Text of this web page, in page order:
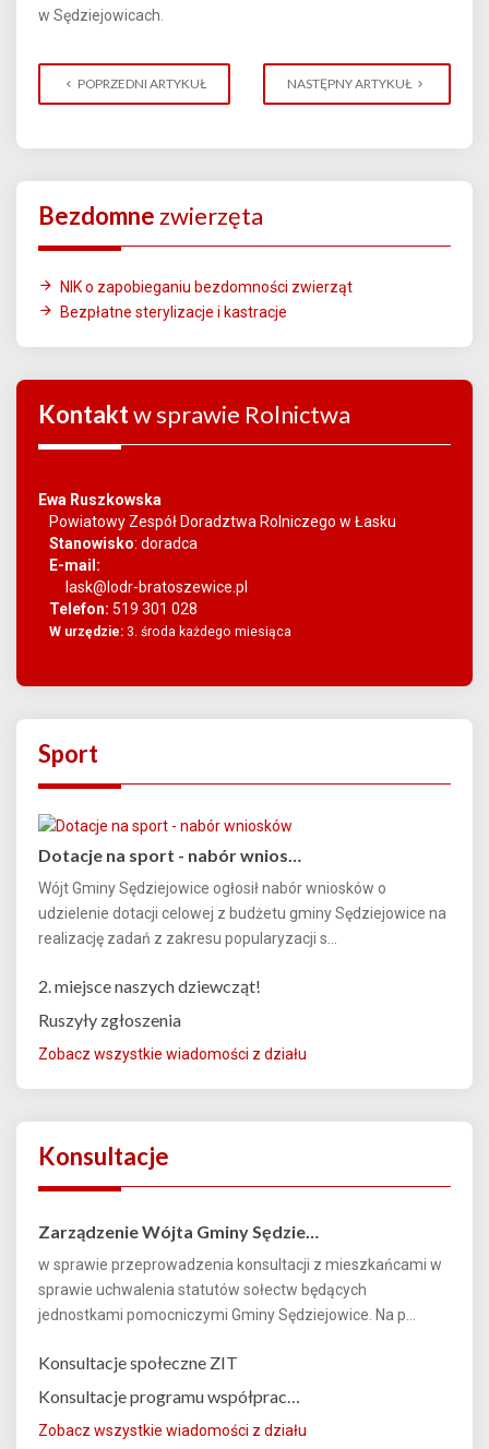
w Sędziejowicach.
POPRZEDNI ARTYKUŁ NASTĘPNY ARTYKUŁ
Bezdomnezwierzęta
NIK o zapobieganiu bezdomności zwierząt
Bezpłatne sterylizacje i kastracje
Kontaktw sprawie Rolnictwa
Ewa Ruszkowska
Powiatowy Zespół Doradztwa Rolniczego w Łasku
Stanowisko: doradca
E-mail:
lask@lodr-bratoszewice.pl
Telefon: 519 301 028
W urzędzie: 3. środa każdego miesiąca
Sport
Dotacje na sport - nabór wnios…
Wójt Gminy Sędziejowice ogłosił nabór wniosków o
udzielenie dotacji celowej z budżetu gminy Sędziejowice na
realizację zadań z zakresu popularyzacji s...
2. miejsce naszych dziewcząt!
Ruszyły zgłoszenia
Zobacz wszystkie wiadomości z działu
Konsultacje
Zarządzenie Wójta Gminy Sędzie…
w sprawie przeprowadzenia konsultacji z mieszkańcami w
sprawie uchwalenia statutów sołectw będących
jednostkami pomocniczymi Gminy Sędziejowice. Na p...
Konsultacje społeczne ZIT
Konsultacje programu współprac…
Zobacz wszystkie wiadomości z działu